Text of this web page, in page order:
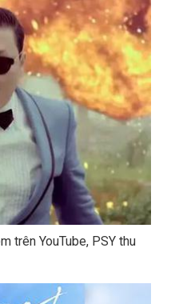
trên YouTube, PSY thu